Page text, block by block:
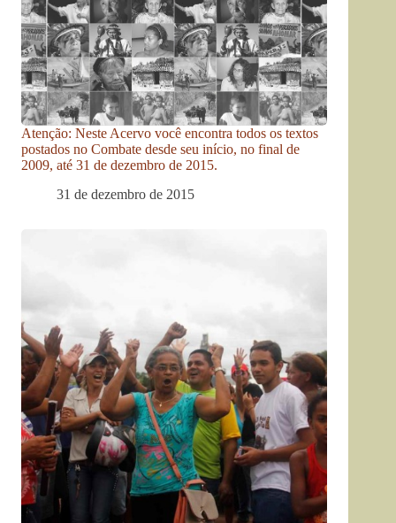
Atenção: Neste Acervo você encontra todos os textos
postados no Combate desde seu início, no final de
2009, até 31 de dezembro de 2015.
31 de dezembro de 2015